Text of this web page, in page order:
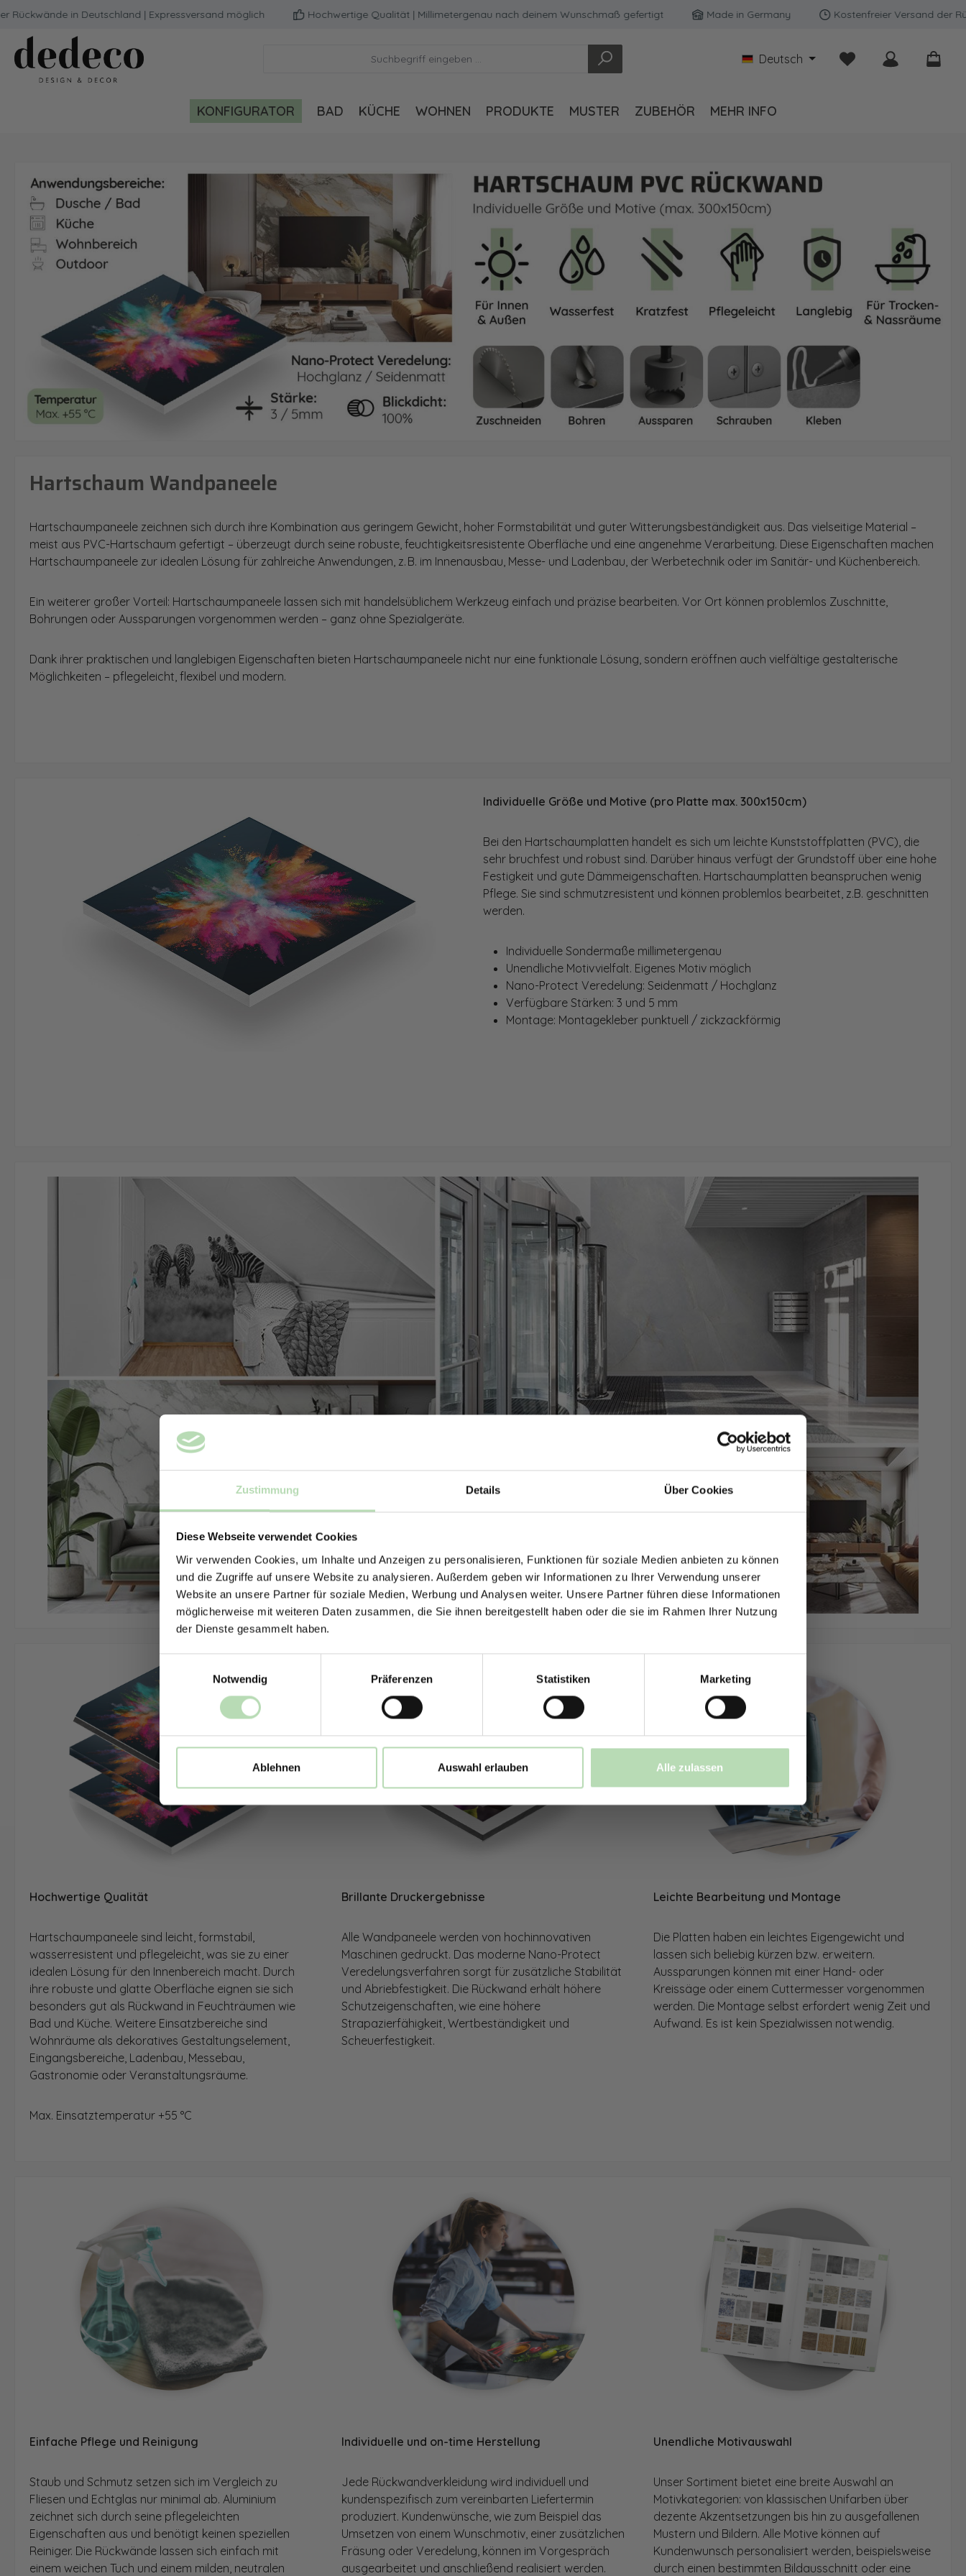
Zustimmung Details Über Cookies
Diese Webseite verwendet Cookies
Wir verwenden Cookies, um Inhalte und Anzeigen zu personalisieren, Funktionen für soziale Medien anbieten zu können
und die Zugriffe auf unsere Website zu analysieren. Außerdem geben wir Informationen zu Ihrer Verwendung unserer
Website an unsere Partner für soziale Medien, Werbung und Analysen weiter. Unsere Partner führen diese Informationen
möglicherweise mit weiteren Daten zusammen, die Sie ihnen bereitgestellt haben oder die sie im Rahmen Ihrer Nutzung
der Dienste gesammelt haben.
Notwendig
Präferenzen Statistiken Marketing
Ablehnen Auswahl erlauben Alle zulassen
Hauptinhalt springen
Zur Suche springen
Zur Hauptnavigation springen
in Deutschland | Expressversand möglich Hochwertige Qualität | Millimetergenau nach deinem Wunschmaß gefertigt Made in Germany Kostenfreier Versand der
Deutsch Du hast 0 Produkte
KONFIGURATOR BAD KÜCHE WOHNEN PRODUKTE MUSTER ZUBEHÖR MEHR INFO
Hartschaum Wandpaneele
Hartschaumpaneele zeichnen sich durch ihre Kombination aus geringem Gewicht, hoher Formstabilität und guter Witterungsbeständigkeit aus. Das vielseitige Material –
meist aus PVC-Hartschaum gefertigt – überzeugt durch seine robuste, feuchtigkeitsresistente Oberfläche und eine angenehme Verarbeitung. Diese Eigenschaften machen
Hartschaumpaneele zur idealen Lösung für zahlreiche Anwendungen, z. B. im Innenausbau, Messe- und Ladenbau, der Werbetechnik oder im Sanitär- und Küchenbereich.
Ein weiterer großer Vorteil: Hartschaumpaneele lassen sich mit handelsüblichem Werkzeug einfach und präzise bearbeiten. Vor Ort können problemlos Zuschnitte,
Bohrungen oder Aussparungen vorgenommen werden – ganz ohne Spezialgeräte.
Dank ihrer praktischen und langlebigen Eigenschaften bieten Hartschaumpaneele nicht nur eine funktionale Lösung, sondern eröffnen auch vielfältige gestalterische
Möglichkeiten – pflegeleicht, flexibel und modern.
Individuelle Größe und Motive (pro Platte max. 300x150cm)
Bei den Hartschaumplatten handelt es sich um leichte Kunststoffplatten (PVC), die
sehr bruchfest und robust sind. Darüber hinaus verfügt der Grundstoff über eine hohe
Festigkeit und gute Dämmeigenschaften. Hartschaumplatten beanspruchen wenig
Pflege. Sie sind schmutzresistent und können problemlos bearbeitet, z.B. geschnitten
werden.
Individuelle Sondermaße millimetergenau
Unendliche Motivvielfalt. Eigenes Motiv möglich
Nano-Protect Veredelung: Seidenmatt / Hochglanz
Verfügbare Stärken: 3 und 5 mm
Montage: Montagekleber punktuell / zickzackförmig
Bildergalerie überspringen
Hochwertige Qualität
Hartschaumpaneele sind leicht, formstabil,
wasserresistent und pflegeleicht, was sie zu einer
idealen Lösung für den Innenbereich macht. Durch
ihre robuste und glatte Oberfläche eignen sie sich
besonders gut als Rückwand in Feuchträumen wie
Bad und Küche. Weitere Einsatzbereiche sind
Wohnräume als dekoratives Gestaltungselement,
Eingangsbereiche, Ladenbau, Messebau,
Gastronomie oder Veranstaltungsräume.
Max. Einsatztemperatur +55 °C
Brillante Druckergebnisse
Alle Wandpaneele werden von hochinnovativen
Maschinen gedruckt. Das moderne Nano-Protect
Veredelungsverfahren sorgt für zusätzliche Stabilität
und Abriebfestigkeit. Die Rückwand erhält höhere
Schutzeigenschaften, wie eine höhere
Strapazierfähigkeit, Wertbeständigkeit und
Scheuerfestigkeit.
Leichte Bearbeitung und Montage
Die Platten haben ein leichtes Eigengewicht und
lassen sich beliebig kürzen bzw. erweitern.
Aussparungen können mit einer Hand- oder
Kreissäge oder einem Cuttermesser vorgenommen
werden. Die Montage selbst erfordert wenig Zeit und
Aufwand. Es ist kein Spezialwissen notwendig.
Einfache Pflege und Reinigung
Staub und Schmutz setzen sich im Vergleich zu
Fliesen und Echtglas nur minimal ab. Aluminium
zeichnet sich durch seine pflegeleichten
Eigenschaften aus und benötigt keinen speziellen
Reiniger. Die Rückwände lassen sich einfach mit
einem weichen Tuch und einem milden, neutralen
Individuelle und on-time Herstellung
Jede Rückwandverkleidung wird individuell und
kundenspezifisch zum vereinbarten Liefertermin
produziert. Kundenwünsche, wie zum Beispiel das
Umsetzen von einem Wunschmotiv, einer zusätzlichen
Fräsung oder Veredelung, können im Vorgespräch
ausgearbeitet und anschließend realisiert werden.
Unendliche Motivauswahl
Unser Sortiment bietet eine breite Auswahl an
Motivkategorien: von klassischen Unifarben über
dezente Akzentsetzungen bis hin zu ausgefallenen
Mustern und Bildern. Alle Motive können auf
Kundenwunsch personalisiert werden, beispielsweise
durch einen bestimmten Bildausschnitt oder eine
Jetzt zum Newsletter anmelden.
Mit der Anmeldung erklärst du dich damit einverstanden,
E-Mails von uns zu erhalten.